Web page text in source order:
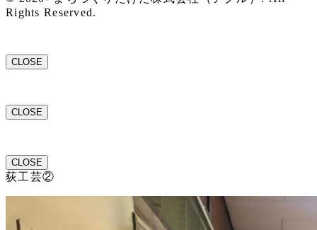
Rights Reserved.
CLOSE
CLOSE
CLOSE
荻工芸②